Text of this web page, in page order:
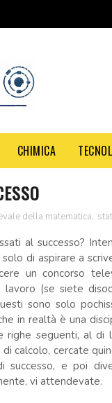
CHIMICA
della matematica,
al successo?
di aspirare a
un concorso
lavoro (se siete
sono solo
in realtà è una
righe seguenti, al
di calcolo, cercate
successo, e poi
vi attendevate.